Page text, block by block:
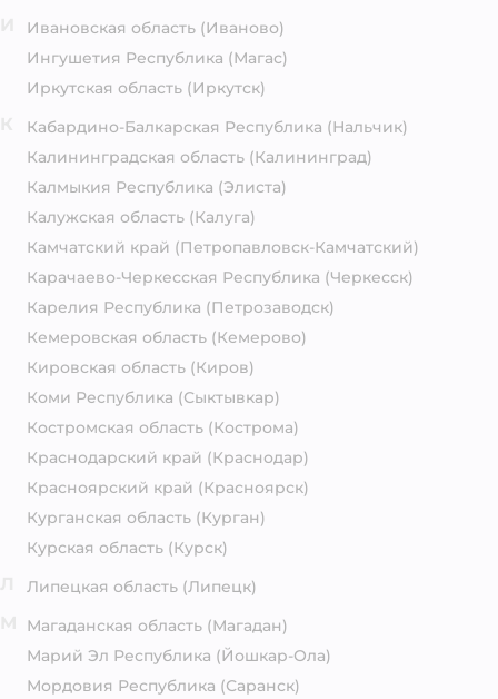
Ивановская область (Иваново)
Ингушетия Республика (Магас)
Иркутская область (Иркутск)
Кабардино-Балкарская Республика (Нальчик)
Калининградская область (Калининград)
Калмыкия Республика (Элиста)
Калужская область (Калуга)
Камчатский край (Петропавловск-Камчатский)
Карачаево-Черкесская Республика (Черкесск)
Карелия Республика (Петрозаводск)
Кемеровская область (Кемерово)
Кировская область (Киров)
Коми Республика (Сыктывкар)
Костромская область (Кострома)
Краснодарский край (Краснодар)
Красноярский край (Красноярск)
Курганская область (Курган)
Курская область (Курск)
Липецкая область (Липецк)
Магаданская область (Магадан)
Марий Эл Республика (Йошкар-Ола)
Мордовия Республика (Саранск)